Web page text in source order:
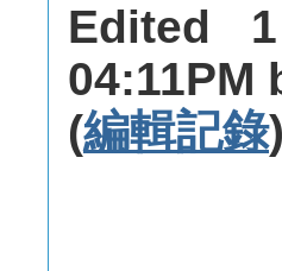
Edited
04:11PM
(編輯記錄)